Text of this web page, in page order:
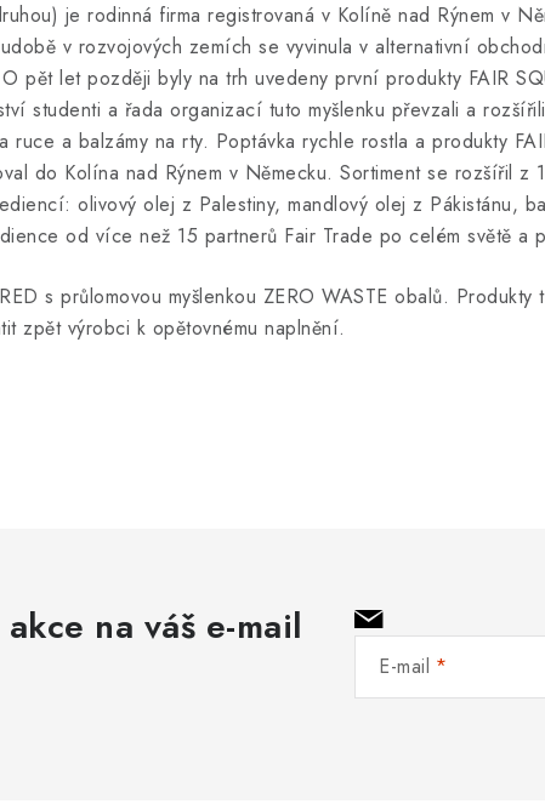
je rodinná firma registrovaná v Kolíně nad Rýnem v
v rozvojových zemích se vyvinula v alternativní
pět let později byly na trh uvedeny první produkty FAIR
studenti a řada organizací tuto myšlenku převzali a
a balzámy na rty. Poptávka rychle rostla a produkty
do Kolína nad Rýnem v Německu. Sortiment se rozšířil
olivový olej z Palestiny, mandlový olej z Pákistánu,
od více než 15 partnerů Fair Trade po celém světě a
s průlomovou myšlenkou ZERO WASTE obalů.
zpět výrobci k opětovnému naplnění.
na váš e-mail
E-mail